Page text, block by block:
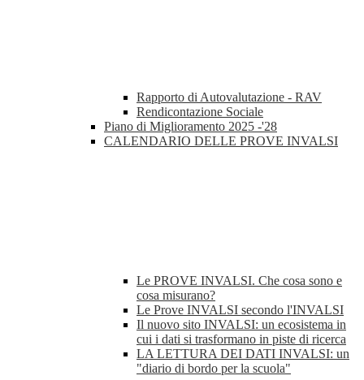
Rapporto di Autovalutazione - RAV
Rendicontazione Sociale
Piano di Miglioramento 2025 -'28
CALENDARIO DELLE PROVE INVALSI
Le PROVE INVALSI. Che cosa sono e
cosa misurano?
Le Prove INVALSI secondo l'INVALSI
Il nuovo sito INVALSI: un ecosistema in
cui i dati si trasformano in piste di ricerca
LA LETTURA DEI DATI INVALSI: un
"diario di bordo per la scuola"